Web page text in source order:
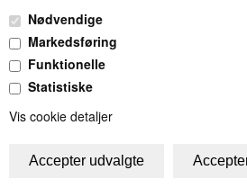
Nødvendige
Markedsføring
Funktionelle
Statistiske
Vis cookie detaljer
Unik Kids I/S - Møllevangen 7 - 8382
info@unik-kids.dk - CVR.:
Trustpilot - de bedste anmeldelser - skriv